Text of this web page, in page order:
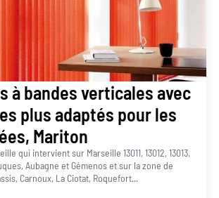
à bandes verticales avec
plus adaptés pour les
Mariton
qui intervient sur Marseille 13011, 13012, 13013,
Aubagne et Gémenos et sur la zone de
Carnoux, La Ciotat, Roquefort...